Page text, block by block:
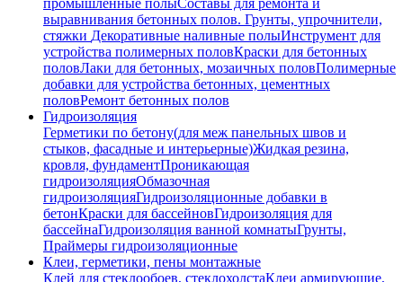
промышленные полыСоставы для ремонта и
выравнивания бетонных полов. Грунты, упрочнители,
стяжки Декоративные наливные полыИнструмент для
устройства полимерных половКраски для бетонных
половЛаки для бетонных, мозаичных половПолимерные
добавки для устройства бетонных, цементных
половРемонт бетонных полов
Гидроизоляция
Герметики по бетону(для меж панельных швов и
стыков, фасадные и интерьерные)Жидкая резина,
кровля, фундаментПроникающая
гидроизоляцияОбмазочная
гидроизоляцияГидроизоляционные добавки в
бетонКраски для бассейновГидроизоляция для
бассейнаГидроизоляция ванной комнатыГрунты,
Праймеры гидроизоляционные
Клеи, герметики, пены монтажные
Клей для стеклообоев, стеклохолстаКлеи армирующие,